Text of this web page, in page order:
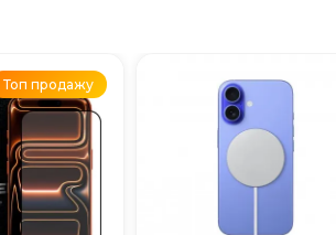
Топ продажу